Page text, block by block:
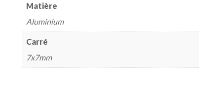
Matière
Aluminium
Carré
7x7mm